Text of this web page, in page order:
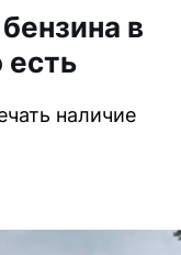
в
есть
наличие